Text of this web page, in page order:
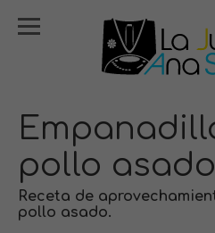
pollo asado
Receta de
pollo asado.